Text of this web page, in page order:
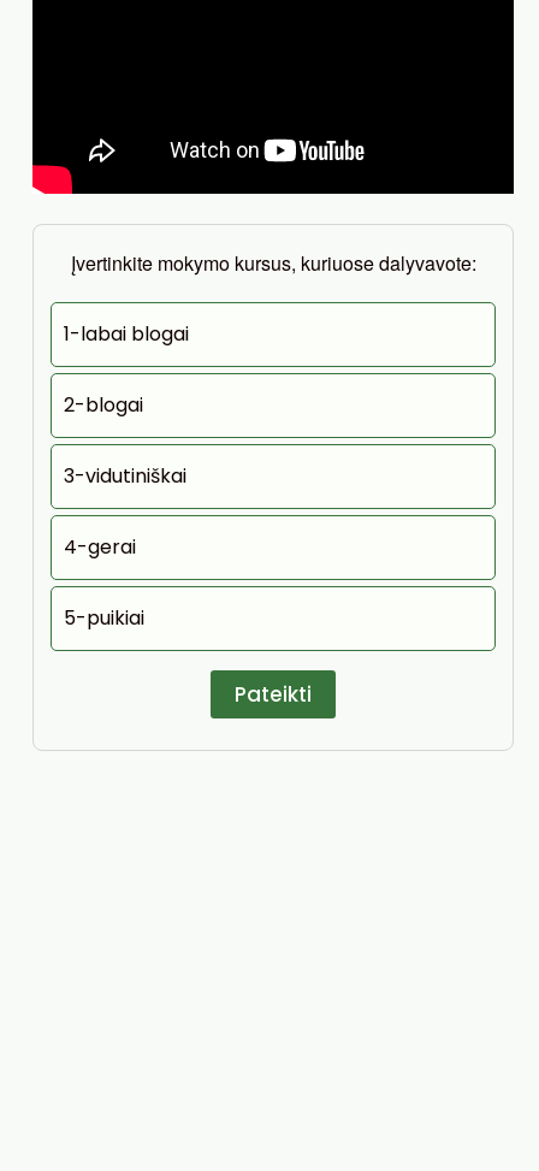
Įvertinkite mokymo kursus, kuriuose dalyvavote:
1-labai blogai
2-blogai
3-vidutiniškai
4-gerai
5-puikiai